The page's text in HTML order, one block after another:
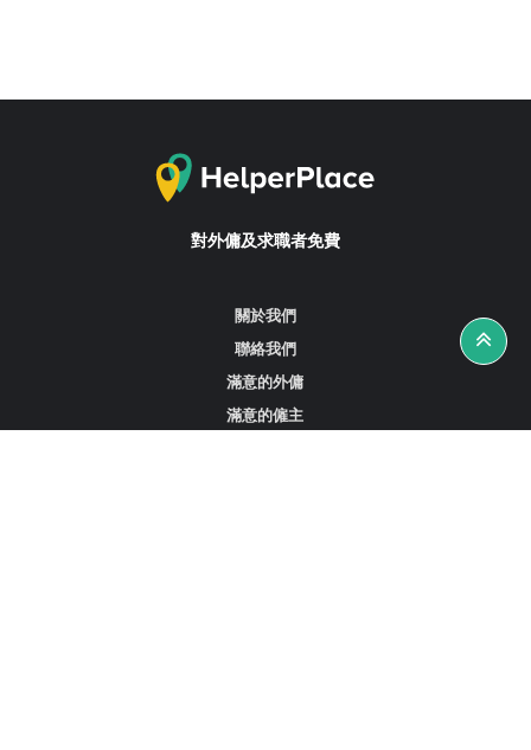
對外傭及求職者免費
關於我們
聯絡我們
滿意的外傭
滿意的僱主